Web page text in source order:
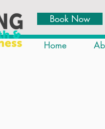
Book Now
Home